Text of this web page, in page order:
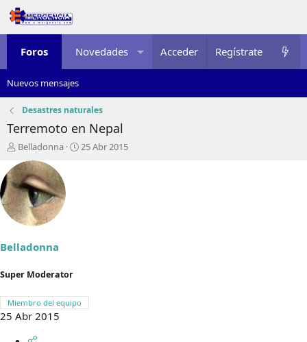
Foros Novedades Multimedia Recursos
Acceder Regístrate
Nuevos mensajes
Desastres naturales
Terremoto en Nepal
I
c
i
a
d
r
l
t
e
m
Belladonna
F
o
25 Abr 2015
Belladonna
Super Moderator
Miembro del equipo
25 Abr 2015